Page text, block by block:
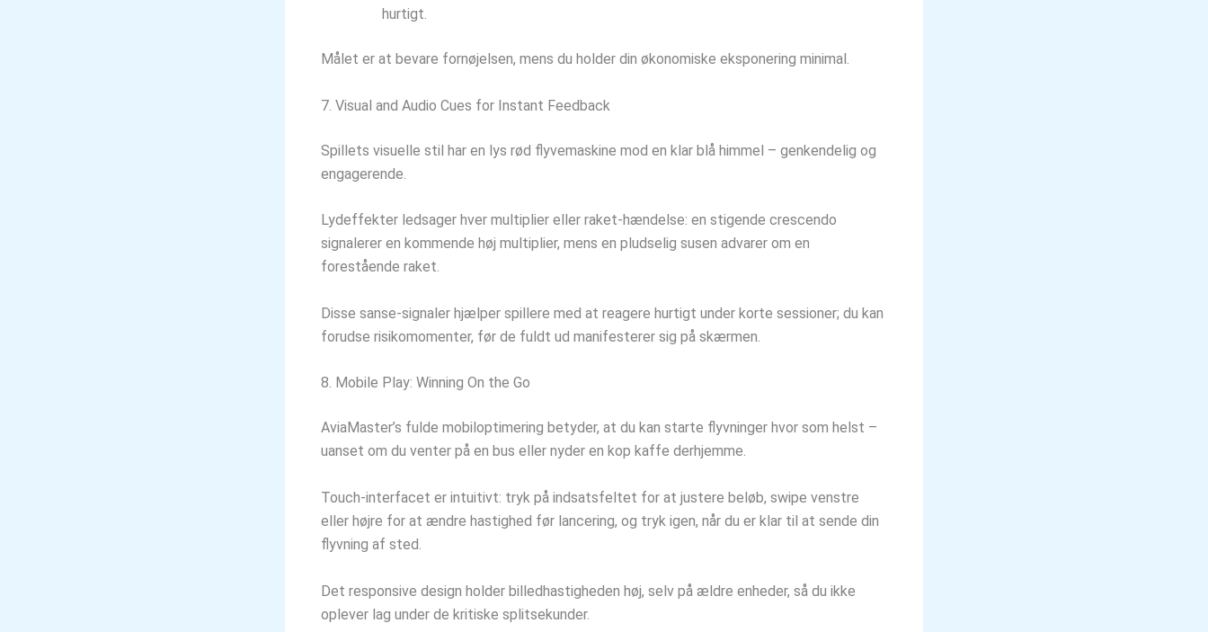
hurtigt.
Målet er at bevare fornøjelsen, mens du holder din økonomiske eksponering minimal.
7. Visual and Audio Cues for Instant Feedback
Spillets visuelle stil har en lys rød flyvemaskine mod en klar blå himmel – genkendelig og
engagerende.
Lydeffekter ledsager hver multiplier eller raket-hændelse: en stigende crescendo
signalerer en kommende høj multiplier, mens en pludselig susen advarer om en
forestående raket.
Disse sanse-signaler hjælper spillere med at reagere hurtigt under korte sessioner; du kan
forudse risikomomenter, før de fuldt ud manifesterer sig på skærmen.
8. Mobile Play: Winning On the Go
AviaMaster’s fulde mobiloptimering betyder, at du kan starte flyvninger hvor som helst –
uanset om du venter på en bus eller nyder en kop kaffe derhjemme.
Touch-interfacet er intuitivt: tryk på indsatsfeltet for at justere beløb, swipe venstre
eller højre for at ændre hastighed før lancering, og tryk igen, når du er klar til at sende din
flyvning af sted.
Det responsive design holder billedhastigheden høj, selv på ældre enheder, så du ikke
oplever lag under de kritiske splitsekunder.